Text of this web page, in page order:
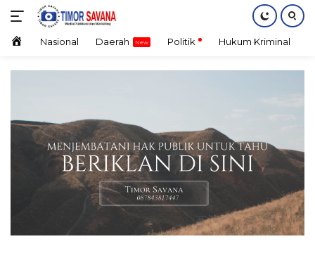
Langsung
konten HomeNasional Daerah Politik Hukum Kriminal